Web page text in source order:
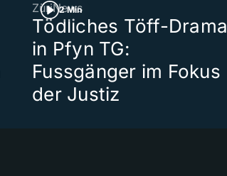
2 Min
ZüriNews
Tödliches Töff-Drama
in Pfyn TG:
Fussgänger im Fokus
der Justiz